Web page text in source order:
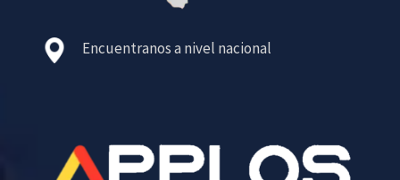
Encuentranos a nivel nacional